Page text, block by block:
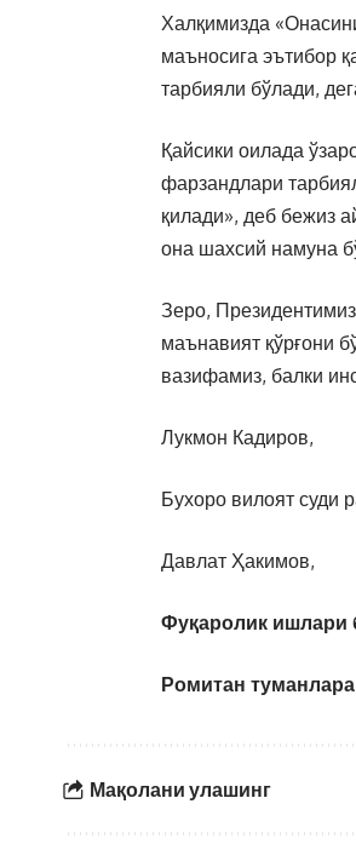
Халқимизда
маъносига эътибор
тарбияли бўлади,
Қайсики оилада
фарзандлари
қилади», деб бежиз
она шахсий намуна
Зеро,
маънавият қўрғони
вазифамиз, балки
Лукмон Кадиров,
Бухоро вилоят суди
Давлат Ҳакимов,
Фуқаролик ишлари
Ромитан
Мақолани улашинг